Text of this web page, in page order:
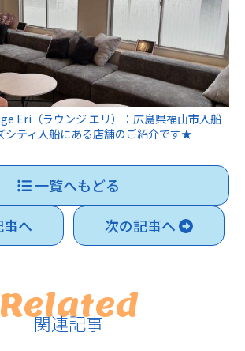
Eri（ラウンジ エリ）：広島県福山市入船
シティ入船にある店舗のご紹介です★
一覧へもどる
へ
次の記事へ
Related
関連記事